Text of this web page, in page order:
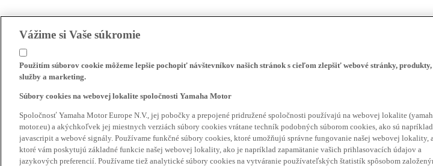
Vážime si Vaše súkromie
Použitím súborov cookie môžeme lepšie pochopiť návštevníkov našich stránok s cieľom zlepšiť webové stránky, produkty,
služby a marketing.
Súbory cookies na webovej lokalite spoločnosti Yamaha Motor
Spoločnosť Yamaha Motor Europe N.V., jej pobočky a prepojené pridružené spoločnosti používajú na webovej lokalite
motor.eu) a akýchkoľvek jej miestnych verziách súbory cookies vrátane techník podobných súborom cookies, ako sú napríklad
javascripit a webové signály. Používame funkčné súbory cookies, ktoré umožňujú správne fungovanie našej webovej lokality,
ktoré vám poskytujú základné funkcie našej webovej lokality, ako je napríklad zapamätanie vašich prihlasovacích údajov a
jazykových preferencií. Používame tiež analytické súbory cookies na vytváranie používateľských štatistík spôsobom